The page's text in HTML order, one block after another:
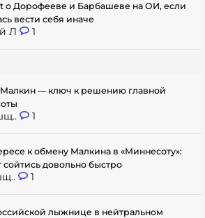
о Дорофееве и Барбашеве на ОИ, если
вести себя иначе
Л 1
Малкин — ключ к решению главной
1
к обмену Малкина в «Миннесоту»:
сойтись довольно быстро
1
лыжнице в нейтральном